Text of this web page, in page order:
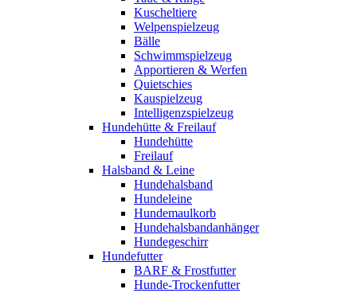
Kuscheltiere
Welpenspielzeug
Bälle
Schwimmspielzeug
Apportieren & Werfen
Quietschies
Kauspielzeug
Intelligenzspielzeug
Hundehütte & Freilauf
Hundehütte
Freilauf
Halsband & Leine
Hundehalsband
Hundeleine
Hundemaulkorb
Hundehalsbandanhänger
Hundegeschirr
Hundefutter
BARF & Frostfutter
Hunde-Trockenfutter